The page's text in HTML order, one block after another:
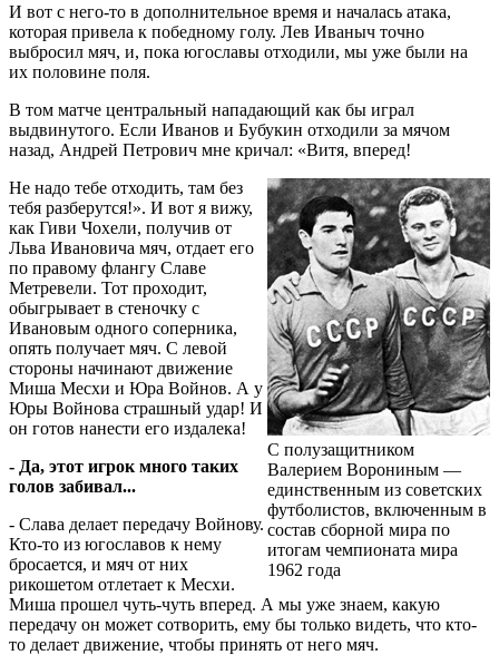
И вот с него-то в дополнительное время и началась атака,
которая привела к победному голу. Лев Иваныч точно
выбросил мяч, и, пока югославы отходили, мы уже были на
их половине поля.
В том матче центральный нападающий как бы играл
выдвинутого. Если Иванов и Бубукин отходили за мячом
назад, Андрей Петрович мне кричал: «Витя, вперед!
С полузащитником
Валерием Ворониным —
единственным из советских
футболистов, включенным в
состав сборной мира по
итогам чемпионата мира
1962 года
Не надо тебе отходить, там без
тебя разберутся!». И вот я вижу,
как Гиви Чохели, получив от
Льва Ивановича мяч, отдает его
по правому флангу Славе
Метревели. Тот проходит,
обыгрывает в стеночку с
Ивановым одного соперника,
опять получает мяч. С левой
стороны начинают движение
Миша Месхи и Юра Войнов. А у
Юры Войнова страшный удар! И
он готов нанести его издалека!
- Да, этот игрок много таких
голов забивал...
- Слава делает передачу Войнову.
Кто-то из югославов к нему
бросается, и мяч от них
рикошетом отлетает к Месхи.
Миша прошел чуть-чуть вперед. А мы уже знаем, какую
передачу он может сотворить, ему бы только видеть, что кто-
то делает движение, чтобы принять от него мяч.